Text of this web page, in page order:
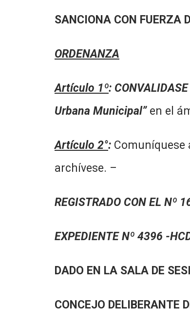
SANCIONA CON FUERZA
ORDENANZA
Artículo 1º: CONVALIDASE
Urbana Municipal” en el
Artículo 2°: Comuníquese
archívese. –
REGISTRADO CON EL Nº
EXPEDIENTE Nº 4396 -
DADO EN LA SALA DE
CONCEJO DELIBERANTE